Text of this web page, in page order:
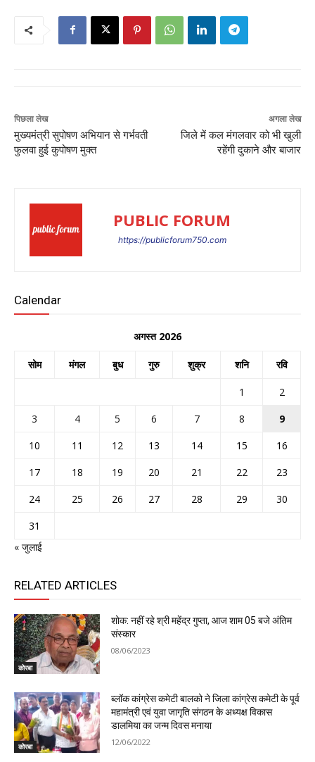
पिछला लेख
मुख्यमंत्री सुपोषण अभियान से गर्भवती
फुलवा हुई कुपोषण मुक्त
अगला लेख
जिले में कल मंगलवार को भी खुली
रहेंगी दुकाने और बाजार
PUBLIC FORUM
https://publicforum750.com
Calendar
अगस्त 2026
सोम मंगल बुध गुरु शुक्र शनि रवि
1
2
3
4 5 6 7 8
9
10
11 12 13 14 15
16
17
18 19 20 21 22
23
24
25 26 27 28 29
30
31
« जुलाई
RELATED ARTICLES
कोरबा
शोक: नहीं रहे श्री महेंद्र गुप्ता, आज शाम 05 बजे अंतिम
संस्कार
08/06/2023
कोरबा
ब्लॉक कांग्रेस कमेटी बालको ने जिला कांग्रेस कमेटी के पूर्व
महामंत्री एवं युवा जागृति संगठन के अध्यक्ष विकास
डालमिया का जन्म दिवस मनाया
12/06/2022